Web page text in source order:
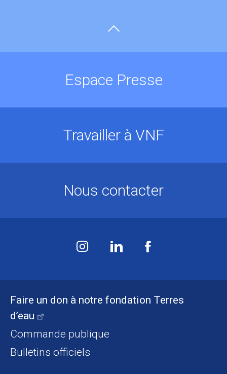
Faire un don à notre fondation Terres
d’eau
Commande publique
Bulletins officiels
Espace Presse
Travailler à VNF
Nous contacter